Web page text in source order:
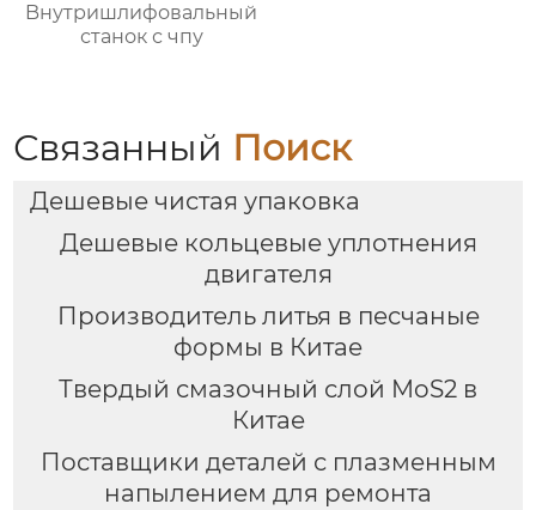
Bнутришлифовальный
станок с чпу
Связанный Поиск
Дешевые чистая упаковка
Дешевые кольцевые уплотнения
двигателя
Производитель литья в песчаные
формы в Китае
Твердый смазочный слой MoS2 в
Китае
Поставщики деталей с плазменным
напылением для ремонта